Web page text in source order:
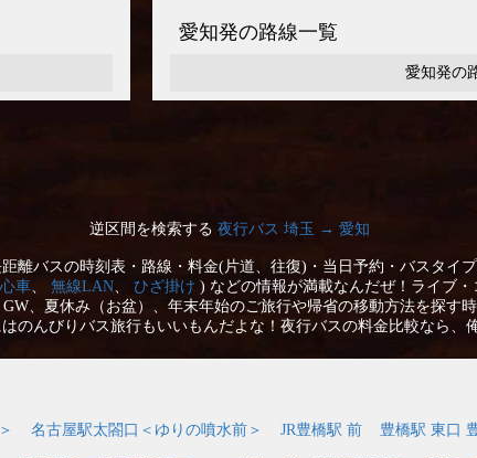
愛知発の路線一覧
愛知発の
逆区間を検索する 夜行バス 埼玉 → 愛知
離バスの時刻表・路線・料金(片道、往復)・当日予約・バスタイ
車、 無線LAN、 ひざ掛け ) などの情報が満載なんだぜ！ライブ
GW、夏休み（お盆）、年末年始のご旅行や帰省の移動方法を探す
のんびりバス旅行もいいもんだよな！夜行バスの料金比較なら、
名古屋駅太閤口＜ゆりの噴水前＞ JR豊橋駅 前 豊橋駅 東口